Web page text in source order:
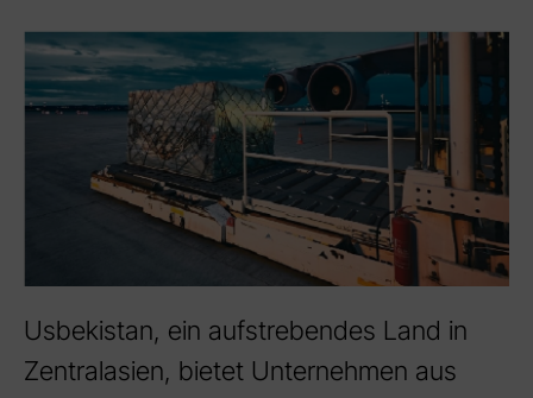
Usbekistan, ein aufstrebendes Land in
Zentralasien, bietet Unternehmen aus